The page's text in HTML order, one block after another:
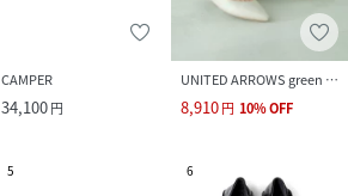
CAMPER
34,100円
UNITED ARROWS green label relaxing
8,910円 10%OFF
5 6